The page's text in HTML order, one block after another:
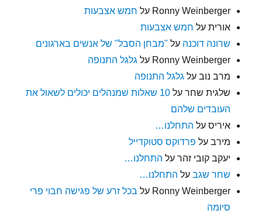
Ronny Weinberger על חמש אצבעות
אורית על חמש אצבעות
שרונה דוכנה על "מבחן הסבל" של אנשים בארגונים
Ronny Weinberger על גלגל התנופה
מרב נוב על גלגל התנופה
שלגית שחר על
10 שאלות שמנהלים יכולים לשאול את
העובדים שלהם
איריס על התחלנו…
מירב על פרדוקס סטוקדייל
יעקב קובי זהר על התחלנו…
שחר שגב על התחלנו…
Ronny Weinberger על בכל זרע של פגישה חבוי פרי
סיומה